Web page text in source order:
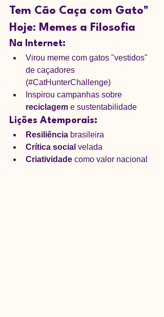
Tem Cão Caça com Gato"
Hoje: Memes a Filosofia
Na Internet:
Virou meme com gatos "vestidos"
de caçadores
(#CatHunterChallenge)
Inspirou campanhas sobre
reciclagem e sustentabilidade
Lições Atemporais:
Resiliência brasileira
Crítica social velada
Criatividade como valor nacional